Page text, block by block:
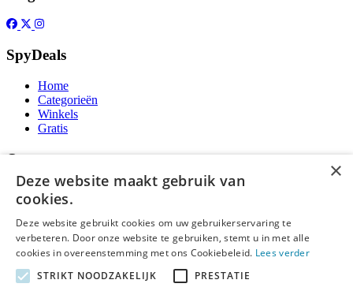
SpyDeals
Home
Categorieën
Winkels
Gratis
Over
Over ons
Contact
Publicatieregels
Legal
Privacy
×
Deze website maakt gebruik van
cookies.
Deze website gebruikt cookies om uw gebruikerservaring te
verbeteren. Door onze website te gebruiken, stemt u in met alle
cookies in overeenstemming met ons Cookiebeleid. Lees verder
STRIKT NOODZAKELIJK
PRESTATIE